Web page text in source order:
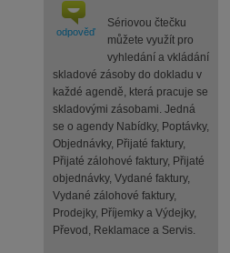
odpověď
Sériovou čtečku
můžete využít pro
vyhledání a vkládání
skladové zásoby do dokladu v
každé agendě, která pracuje se
skladovými zásobami. Jedná
se o agendy Nabídky, Poptávky,
Objednávky, Přijaté faktury,
Přijaté zálohové faktury, Přijaté
objednávky, Vydané faktury,
Vydané zálohové faktury,
Prodejky, Příjemky a Výdejky,
Převod, Reklamace a Servis.